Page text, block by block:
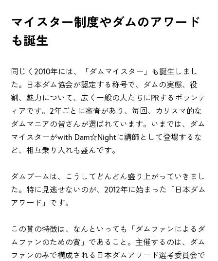
マイスター制度やダムのアワード
も誕生
同じく2010年には、「ダムマイスター」も誕生しまし
た。日本ダム協会が認定する称号で、ダムの実態、役
割、魅力について、広く一般の人たちにPRするボランテ
ィアです。2年ごとに審査があり、毎回、カリスマ的な
ダムマニアの皆さんが選ばれています。いまでは、ダム
マイスターがwith Dam☆Nightに講師として登場するな
ど、相互乗り入れも盛んです。
ダムブームは、こうしてどんどん盛り上がっていきまし
た。特に見逃せないのが、2012年に始まった「日本ダム
アワード」です。
この賞の特徴は、なんといっても「ダムファンによるダ
ムファンのための賞」であること。主催するのは、ダム
ファンのみで構成される日本ダムアワード選考委員会で